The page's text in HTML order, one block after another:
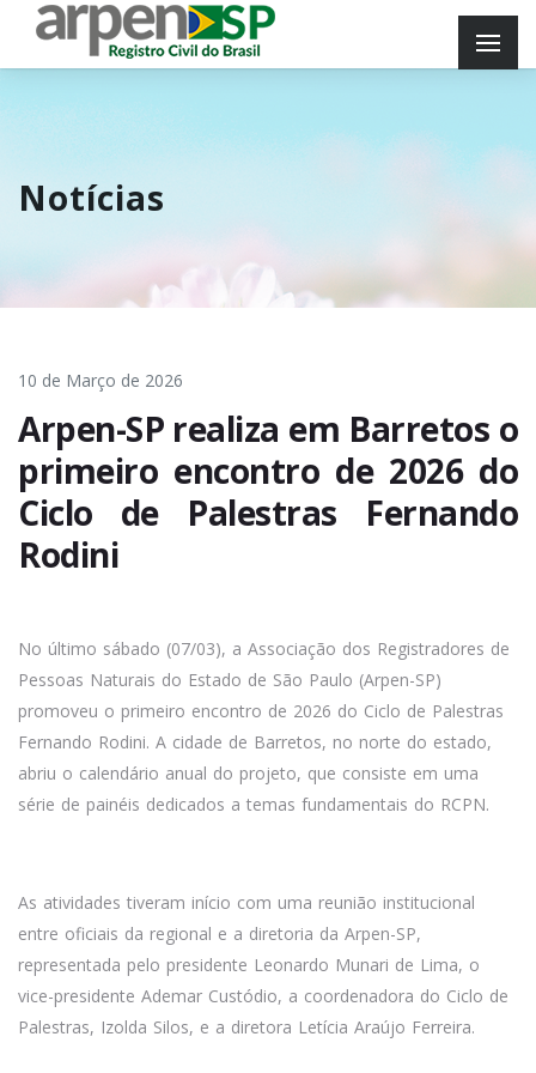
Notícias
10 de Março de 2026
Arpen-SP realiza em Barretos o
primeiro encontro de 2026 do
Ciclo de Palestras Fernando
Rodini
No último sábado (07/03), a Associação dos Registradores de
Pessoas Naturais do Estado de São Paulo (Arpen-SP)
promoveu o primeiro encontro de 2026 do Ciclo de Palestras
Fernando Rodini. A cidade de Barretos, no norte do estado,
abriu o calendário anual do projeto, que consiste em uma
série de painéis dedicados a temas fundamentais do RCPN.
As atividades tiveram início com uma reunião institucional
entre oficiais da regional e a diretoria da Arpen-SP,
representada pelo presidente Leonardo Munari de Lima, o
vice-presidente Ademar Custódio, a coordenadora do Ciclo de
Palestras, Izolda Silos, e a diretora Letícia Araújo Ferreira.